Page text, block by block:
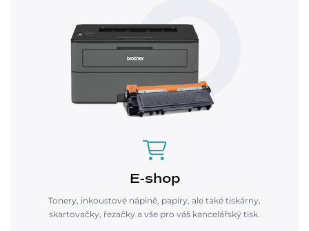
E-shop
Tonery, inkoustové náplně, papíry, ale také tiskárny,
skartovačky, řezačky a vše pro váš kancelářský tisk.